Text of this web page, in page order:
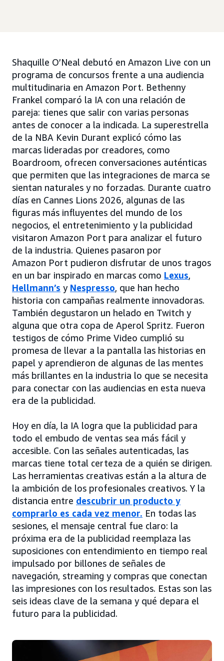
Shaquille O’Neal debutó en Amazon Live con un
programa de concursos frente a una audiencia
multitudinaria en Amazon Port. Bethenny
Frankel comparó la IA con una relación de
pareja: tienes que salir con varias personas
antes de conocer a la indicada. La superestrella
de la NBA Kevin Durant explicó cómo las
marcas lideradas por creadores, como
Boardroom, ofrecen conversaciones auténticas
que permiten que las integraciones de marca se
sientan naturales y no forzadas. Durante cuatro
días en Cannes Lions 2026, algunas de las
figuras más influyentes del mundo de los
negocios, el entretenimiento y la publicidad
visitaron Amazon Port para analizar el futuro
de la industria. Quienes pasaron por
Amazon Port pudieron disfrutar de unos tragos
en un bar inspirado en marcas como Lexus,
Hellmann’s y Nespresso, que han hecho
historia con campañas realmente innovadoras.
También degustaron un helado en Twitch y
alguna que otra copa de Aperol Spritz. Fueron
testigos de cómo Prime Video cumplió su
promesa de llevar a la pantalla las historias en
papel y aprendieron de algunas de las mentes
más brillantes en la industria lo que se necesita
para conectar con las audiencias en esta nueva
era de la publicidad.
Hoy en día, la IA logra que la publicidad para
todo el embudo de ventas sea más fácil y
accesible. Con las señales autenticadas, las
marcas tiene total certeza de a quién se dirigen.
Las herramientas creativas están a la altura de
la ambición de los profesionales creativos. Y la
distancia entre descubrir un producto y
comprarlo es cada vez menor. En todas las
sesiones, el mensaje central fue claro: la
próxima era de la publicidad reemplaza las
suposiciones con entendimiento en tiempo real
impulsado por billones de señales de
navegación, streaming y compras que conectan
las impresiones con los resultados. Estas son las
seis ideas clave de la semana y qué depara el
futuro para la publicidad.